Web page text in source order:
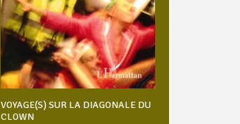
VOYAGE(S) SUR LA DIAGONALE DU
CLOWN